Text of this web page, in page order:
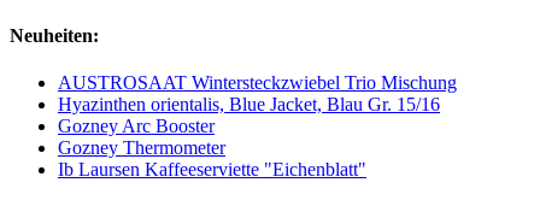
Neuheiten:
AUSTROSAAT Wintersteckzwiebel Trio Mischung
Hyazinthen orientalis, Blue Jacket, Blau Gr. 15/16
Gozney Arc Booster
Gozney Thermometer
Ib Laursen Kaffeeserviette "Eichenblatt"